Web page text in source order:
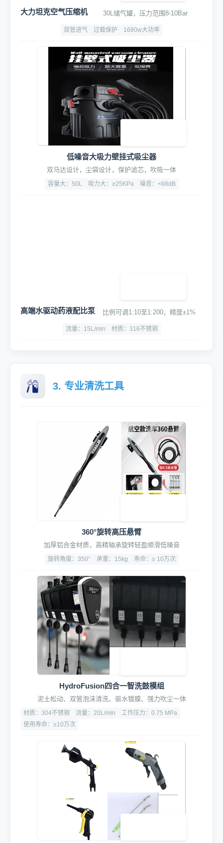
大力坦克空气压缩机 30L储气罐，压力范围8-10Bar
双管进气 过载保护 1680w大功率
低噪音大吸力壁挂式吸尘器
双马达设计，尘袋设计，保护滤芯，吹吸一体
容量大：50L 吸力大：≥25KPa 噪音：<68dB
高端水驱动药液配比泵 比例可调1:10至1:200，精度±1%
流量：15L/min 材质：316不锈钢
3. 专业清洗工具
360°旋转高压悬臂
加厚铝合金材质，高精轴承旋转轻盈顺滑低噪音
旋转角度：350° 承重：15kg 寿命：≥ 10万次
HydroFusion四合一智洗鼓模组
泥土松动、双管泡沫清洗、驱水镀膜、强力吹尘一体
材质：304不锈钢 流量：20L/min
工作压力：0.75 MPa
使用寿命：≥10万次